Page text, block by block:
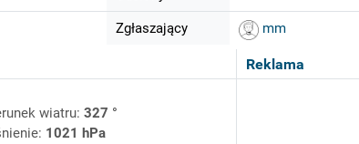
Zgłaszający mm
Reklama
wiatru: 327 °
1021 hPa